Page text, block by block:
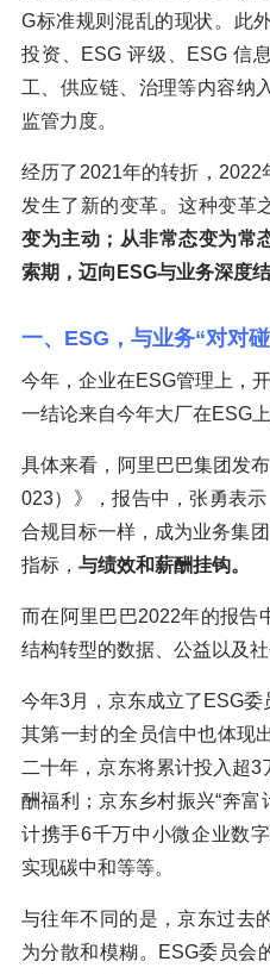
G标准规则混乱的现状。此
投资、ESG 评级、ESG 信
工、供应链、治理等内容纳
监管力度。
经历了2021年的转折，2022
发生了新的变革。这种变革
变为主动；从非常态变为常
索期，迈向ESG与业务深度
一、ESG，与业务“对对
今年，企业在ESG管理上，
一结论来自今年大厂在ESG上
具体来看，阿里巴巴集团发
023）》，报告中，张勇表
合规目标一样，成为业务集
指标， 与绩效和薪酬挂钩。
而在阿里巴巴2022年的报告
结构转型的数据、公益以及社
今年3月，京东成立了ESG
其第一封的全员信中也体
二十年，京东将累计投入超
酬福利；京东乡村振兴“奔富
计携手6千万中小微企业数
实现碳中和等等。
与往年不同的是，京东过去
为分散和模糊。ESG委员会